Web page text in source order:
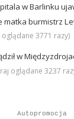
w Barlinku
matka burmistrz
3771 razy)
w
oglądane 3237
Autopromocja